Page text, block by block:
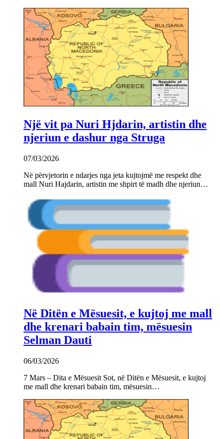
Një vit pa Nuri Hjdarin, artistin dhe
njeriun e dashur nga Struga
07/03/2026
Në përvjetorin e ndarjes nga jeta kujtojmë me respekt dhe
mall Nuri Hajdarin, artistin me shpirt të madh dhe njeriun…
Në Ditën e Mësuesit, e kujtoj me mall
dhe krenari babain tim, mësuesin
Selman Dauti
06/03/2026
7 Mars – Dita e Mësuesit Sot, në Ditën e Mësuesit, e kujtoj
me mall dhe krenari babain tim, mësuesin…